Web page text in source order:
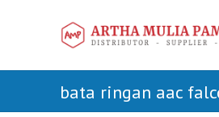
bata ringan aac